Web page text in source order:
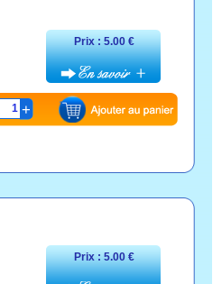
Prix : 5.00 €
1
Prix : 5.00 €